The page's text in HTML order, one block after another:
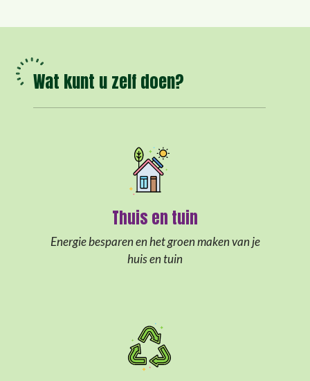
Wat kunt u zelf doen?
Thuis en tuin
Energie besparen en het groen maken van je
huis en tuin